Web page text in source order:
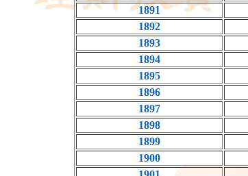
1891
1892
1893
1894
1895
1896
1897
1898
1899
1900